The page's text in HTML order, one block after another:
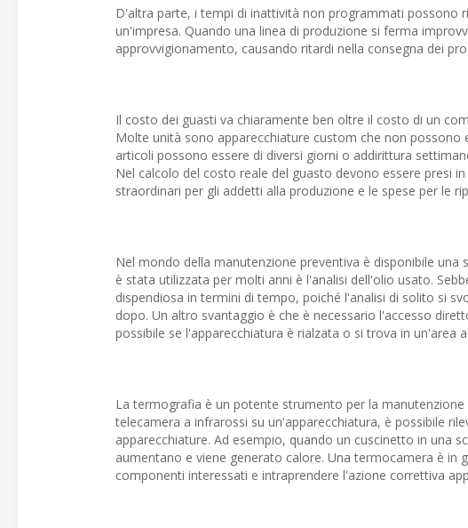
D'altra parte, i tempi di inattività non programmati possono
un'impresa. Quando una linea di produzione si ferma
approvvigionamento, causando ritardi nella consegna dei
Il costo dei guasti va chiaramente ben oltre il costo di un
Molte unità sono apparecchiature custom che non
articoli possono essere di diversi giorni o addirittura
Nel calcolo del costo reale del guasto devono essere presi
straordinari per gli addetti alla produzione e le spese per le
Nel mondo della manutenzione preventiva è disponibile
è stata utilizzata per molti anni è l'analisi dell'olio usato.
dispendiosa in termini di tempo, poiché l'analisi di solito si
dopo. Un altro svantaggio è che è necessario l'accesso
possibile se l'apparecchiatura è rialzata o si trova in un'area
La termografia è un potente strumento per la
telecamera a infrarossi su un'apparecchiatura, è possibile
apparecchiature. Ad esempio, quando un cuscinetto in una
aumentano e viene generato calore. Una termocamera è in
componenti interessati e intraprendere l'azione correttiva